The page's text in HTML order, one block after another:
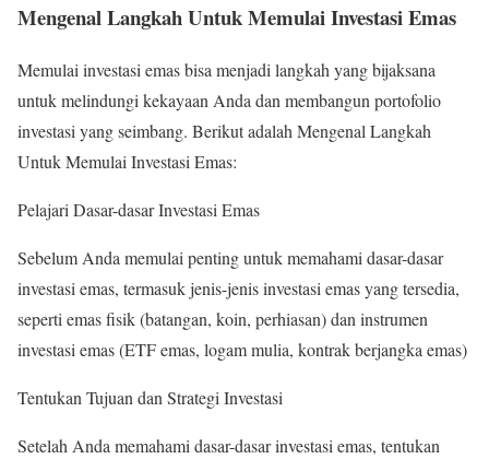
Mengenal Langkah Untuk Memulai Investasi Emas
Memulai investasi emas bisa menjadi langkah yang bijaksana
untuk melindungi kekayaan Anda dan membangun portofolio
investasi yang seimbang. Berikut adalahMengenal Langkah
Untuk Memulai Investasi Emas:
Pelajari Dasar-dasar Investasi Emas
Sebelum Anda memulai penting untuk memahami dasar-dasar
investasi emas, termasuk jenis-jenis investasi emas yang tersedia,
seperti emas fisik (batangan, koin, perhiasan) dan instrumen
investasi emas (ETF emas, logam mulia, kontrak berjangka emas)
Tentukan Tujuan dan Strategi Investasi
Setelah Anda memahami dasar-dasar investasi emas, tentukan